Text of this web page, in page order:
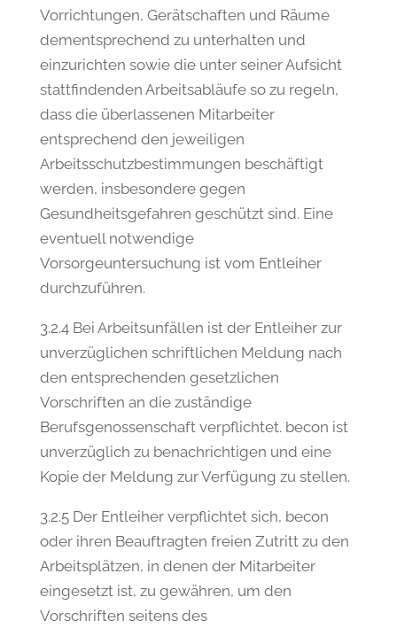
Vorrichtungen, Gerätschaften und Räume
dementsprechend zu unterhalten und
einzurichten sowie die unter seiner Aufsicht
stattfindenden Arbeitsabläufe so zu regeln,
dass die überlassenen Mitarbeiter
entsprechend den jeweiligen
Arbeitsschutzbestimmungen beschäftigt
werden, insbesondere gegen
Gesundheitsgefahren geschützt sind. Eine
eventuell notwendige
Vorsorgeuntersuchung ist vom Entleiher
durchzuführen.
3.2.4 Bei Arbeitsunfällen ist der Entleiher zur
unverzüglichen schriftlichen Meldung nach
den entsprechenden gesetzlichen
Vorschriften an die zuständige
Berufsgenossenschaft verpflichtet. becon ist
unverzüglich zu benachrichtigen und eine
Kopie der Meldung zur Verfügung zu stellen.
3.2.5 Der Entleiher verpflichtet sich, becon
oder ihren Beauftragten freien Zutritt zu den
Arbeitsplätzen, in denen der Mitarbeiter
eingesetzt ist, zu gewähren, um den
Vorschriften seitens des